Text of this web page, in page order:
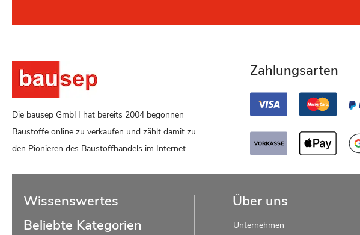
Die bausep GmbH hat bereits 2004 begonnen
Baustoffe online zu verkaufen und zählt damit zu
den Pionieren des Baustoffhandels im Internet.
Zahlungsarten
Wissenswertes
Beliebte Kategorien
Über uns
Unternehmen